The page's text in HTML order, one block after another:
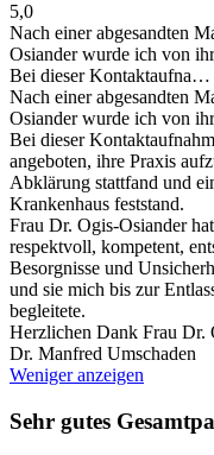
5,0
Nach einer abgesandten
Osiander wurde ich von
Bei dieser Kontaktaufna…
Nach einer abgesandten
Osiander wurde ich von
Bei dieser
angeboten, ihre Praxis
Abklärung stattfand und
Krankenhaus feststand.
Frau Dr. Ogis-Osiander
respektvoll, kompetent,
Besorgnisse und
und sie mich bis zur
begleitete.
Herzlichen Dank Frau Dr.
Dr. Manfred Umschaden
Weniger anzeigen
Sehr gutes